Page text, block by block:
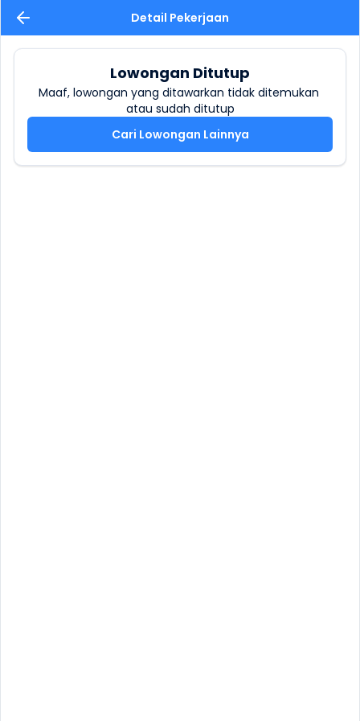
Detail Pekerjaan
Lowongan Ditutup
Maaf, lowongan yang ditawarkan tidak ditemukan
atau sudah ditutup
Cari Lowongan Lainnya